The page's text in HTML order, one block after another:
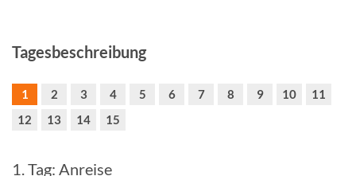
Tagesbeschreibung
1 2 3 4 5 6 7 8 9 10
11
12
13 14 15
1. Tag: Anreise